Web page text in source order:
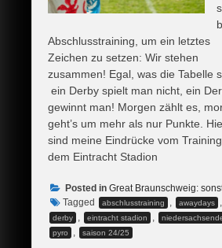
Abschlusstraining, um ein letztes
Zeichen zu setzen: Wir stehen
zusammen! Egal, was die Tabelle
ein Derby spielt man nicht, ein
gewinnt man! Morgen zählt es,
geht’s um mehr als nur Punkte.
sind meine Eindrücke vom
dem Eintracht Stadion
Posted in Great Braunschweig:
Tagged
abschlusstraining , awaydays ,
derby , eintracht stadion ,
pyro , saison 24/25